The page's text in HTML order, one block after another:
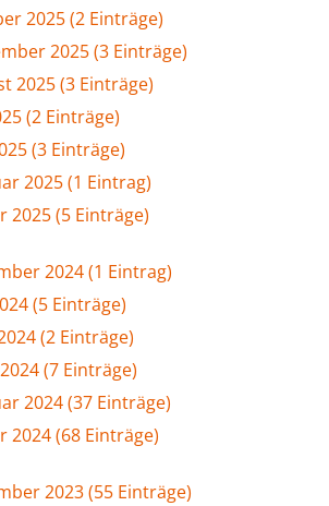
2025 (2 Einträge)
2025 (3 Einträge)
2025 (3 Einträge)
(2 Einträge)
(3 Einträge)
2025 (1 Eintrag)
2025 (5 Einträge)
2024 (1 Eintrag)
(5 Einträge)
(2 Einträge)
(7 Einträge)
2024 (37 Einträge)
2024 (68 Einträge)
2023 (55 Einträge)